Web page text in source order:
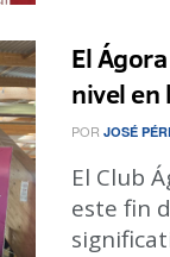
El
nivel en
POR JOSÉ
El Club
este fin